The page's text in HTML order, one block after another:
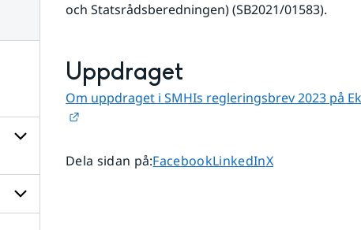
Undersidor
för
och Statsrådsberedningen) (SB2021/01583).
Uppdraget
Om uppdraget i SMHIs regleringsbrev 2023 på
Länk till annan webbplats.
Dela sidan på:Dela sidan på
FacebookDela sidan på
LinkedInDela sidan på
X